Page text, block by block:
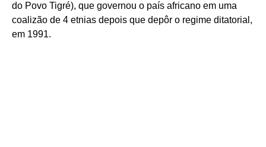
do Povo Tigré), que governou o país africano em uma
coalizão de 4 etnias depois que depôr o regime ditatorial,
em 1991.